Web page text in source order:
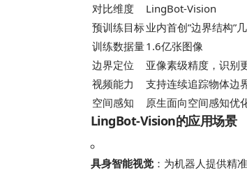
对比维度 LingBot-Vision
预训练目标业内首创”边界结构”
训练数据量1.6亿张图像
边界定位
亚像素级精度，识别
视频能力
支持连续追踪物体边
空间感知
原生面向空间感知优
LingBot-Vision的应用场景
具身智能视觉：为机器人提供精